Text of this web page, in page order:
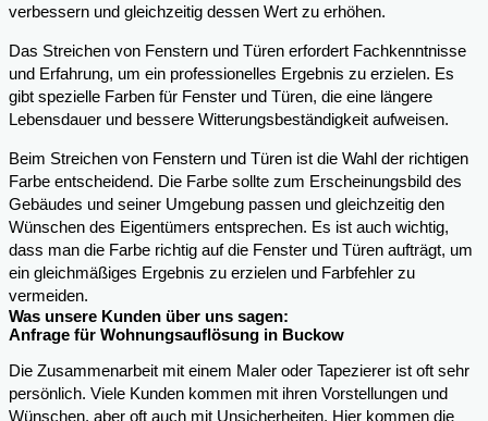
verbessern und gleichzeitig dessen Wert zu erhöhen.
Das Streichen von Fenstern und Türen erfordert Fachkenntnisse
und Erfahrung, um ein professionelles Ergebnis zu erzielen. Es
gibt spezielle Farben für Fenster und Türen, die eine längere
Lebensdauer und bessere Witterungsbeständigkeit aufweisen.
Beim Streichen von Fenstern und Türen ist die Wahl der richtigen
Farbe entscheidend. Die Farbe sollte zum Erscheinungsbild des
Gebäudes und seiner Umgebung passen und gleichzeitig den
Wünschen des Eigentümers entsprechen. Es ist auch wichtig,
dass man die Farbe richtig auf die Fenster und Türen aufträgt, um
ein gleichmäßiges Ergebnis zu erzielen und Farbfehler zu
vermeiden.
Was unsere Kunden über uns sagen:
Anfrage für Wohnungsauflösung in Buckow
Die Zusammenarbeit mit einem Maler oder Tapezierer ist oft sehr
persönlich. Viele Kunden kommen mit ihren Vorstellungen und
Wünschen, aber oft auch mit Unsicherheiten. Hier kommen die